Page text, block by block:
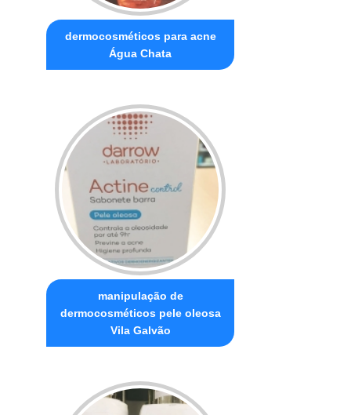
dermocosméticos para acne
Água Chata
manipulação de
dermocosméticos pele oleosa
Vila Galvão